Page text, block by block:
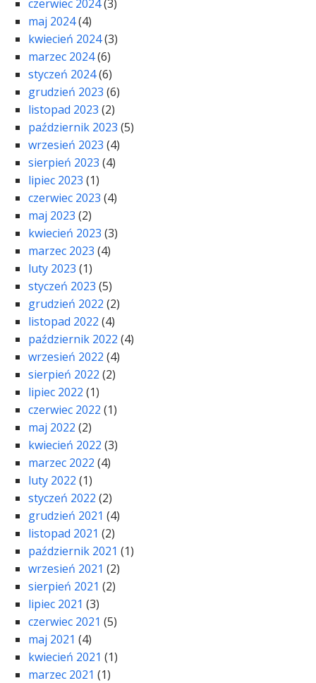
czerwiec 2024(3)
maj 2024(4)
kwiecień 2024(3)
marzec 2024(6)
styczeń 2024(6)
grudzień 2023 (6)
listopad 2023 (2)
październik 2023 (5)
wrzesień 2023 (4)
sierpień 2023 (4)
lipiec 2023 (1)
czerwiec 2023 (4)
maj 2023 (2)
kwiecień 2023 (3)
marzec 2023 (4)
luty 2023 (1)
styczeń 2023 (5)
grudzień 2022 (2)
listopad 2022 (4)
październik 2022 (4)
wrzesień 2022 (4)
sierpień 2022 (2)
lipiec 2022 (1)
czerwiec 2022 (1)
maj 2022 (2)
kwiecień 2022 (3)
marzec 2022 (4)
luty 2022 (1)
styczeń 2022 (2)
grudzień 2021 (4)
listopad 2021 (2)
październik 2021 (1)
wrzesień 2021 (2)
sierpień 2021 (2)
lipiec 2021 (3)
czerwiec 2021 (5)
maj 2021 (4)
kwiecień 2021 (1)
marzec 2021 (1)